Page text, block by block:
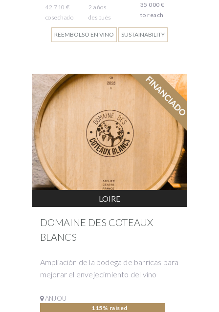
42 710 €
cosechado
2 años
después
35 000 €
to reach
REEMBOLSO EN VINO SUSTAINABILITY
LOIRE
DOMAINE DES COTEAUX
BLANCS
Ampliación de la bodega de barricas para
mejorar el envejecimiento del vino
ANJOU
115% raised